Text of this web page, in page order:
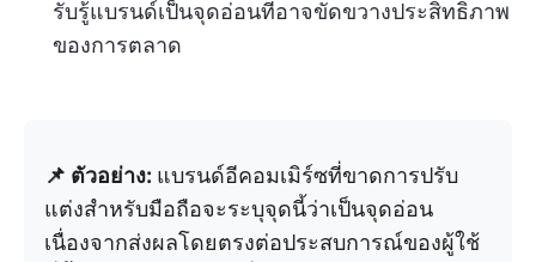
รับรู้แบรนด์เป็นจุดอ่อนที่อาจขัดขวางประสิทธิภาพ
ของการตลาด
📌 ตัวอย่าง: แบรนด์อีคอมเมิร์ซที่ขาดการปรับ
แต่งสำหรับมือถือจะระบุจุดนี้ว่าเป็นจุดอ่อน
เนื่องจากส่งผลโดยตรงต่อประสบการณ์ของผู้ใช้